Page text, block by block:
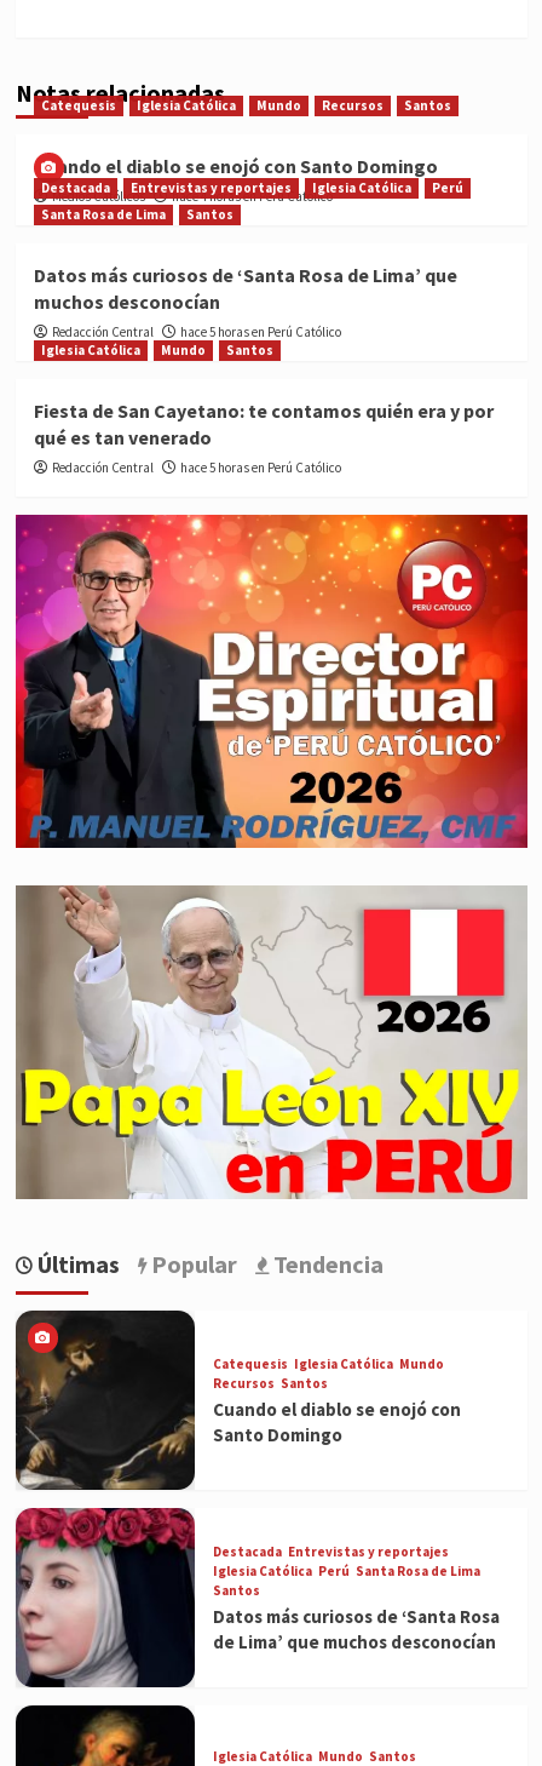
Notas relacionadas
Catequesis Iglesia Católica Mundo Recursos Santos
Cuando el diablo se enojó con Santo Domingo
Medios Católicos hace 4 horas en Perú Católico
Destacada Entrevistas y reportajes Iglesia Católica
Perú
Santa Rosa de Lima
Santos
Datos más curiosos de ‘Santa Rosa de Lima’ que
muchos desconocían
Redacción Central
hace 5 horas en Perú Católico
Iglesia Católica
Mundo Santos
Fiesta de San Cayetano: te contamos quién era y por
qué es tan venerado
Redacción Central hace 5 horas en Perú Católico
Últimas Popular Tendencia
Catequesis Iglesia Católica Mundo
Recursos Santos
Cuando el diablo se enojó con
Santo Domingo
Destacada Entrevistas y reportajes
Iglesia Católica Perú Santa Rosa de Lima
Santos
Datos más curiosos de ‘Santa Rosa
de Lima’ que muchos desconocían
Iglesia Católica Mundo Santos